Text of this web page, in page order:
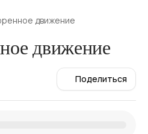
движение
движение
Поделиться